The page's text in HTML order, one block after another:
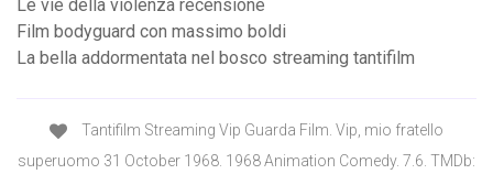
Le vie della violenza recensione
Film bodyguard con massimo boldi
La bella addormentata nel bosco streaming tantifilm
Tantifilm Streaming Vip Guarda Film. Vip, mio fratello
superuomo 31 October 1968. 1968 Animation Comedy. 7.6. TMDb: